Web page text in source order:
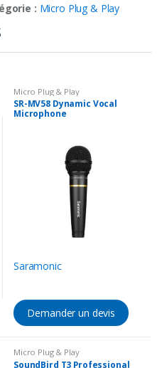
: Micro Plug & Play
Micro Plug & Play
SR-MV58 Dynamic Vocal
Microphone
Saramonic
Demander un devis
Micro Plug & Play
SoundBird T3 Professional